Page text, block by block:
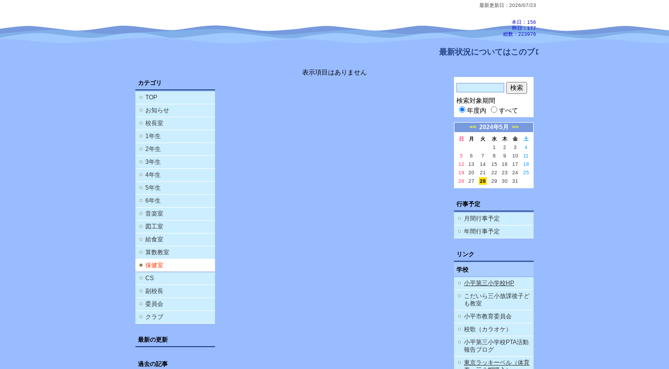
最新更新日：2026/07/23
本日： 156
昨日：177
総数：223976
最新状況についてはこのブログ、配信メールをご確認ください。
カテゴリ
TOP
お知らせ
校長室
1年生
2年生
3年生
4年生
5年生
6年生
音楽室
図工室
給食室
算数教室
保健室
CS
副校長
委員会
クラブ
最新の更新
過去の記事
表示項目はありません
検索対象期間
年度内
すべて
<< 2024年5月 >>
日 月 火 水 木 金
土
1
2 3
4
5
6 7 8 9 10
11
12
13 14 15 16 17
18
19
20 21 22 23 24
25
26
27 28 29 30 31
行事予定
月間行事予定
年間行事予定
リンク
学校
小平第三小学校HP
こだいら三小放課後子ど
も教室
小平市教育委員会
校歌（カラオケ）
小平第三小学校PTA活動
報告ブログ
東京ラッキーベル（体育